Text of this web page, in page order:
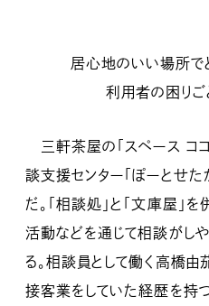
居心地のいい場所で
利用者の困りご
三軒茶屋の「スペース コ
談支援センター「ぽーとせ
だ。「相談処」と「文庫屋」
活動などを通じて相談がし
る。相談員として働く高橋由
接客業をしていた経歴を持つ